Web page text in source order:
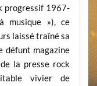
progressif 1967-
musique »), ce
laissé traîné sa
défunt magazine
la presse rock
vivier de